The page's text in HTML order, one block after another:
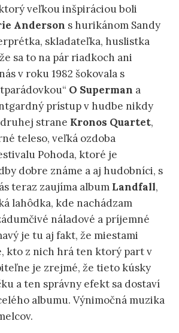
veľkou inšpiráciou boli
Anderson s hurikánom Sandy
skladateľka, huslistka
sa to na pár riadkoch ani
v roku 1982 šokovala s
O Superman a
prístup v hudbe nikdy
strane Kronos Quartet,
teleso, veľká ozdoba
Pohoda, ktoré je
dobre známe a aj hudobníci, s
teraz zaujíma album Landfall,
lahôdka, kde nachádzam
náladové a príjemné
je tu aj fakt, že miestami
kto z nich hrá ten ktorý part v
je zrejmé, že tieto kúsky
a ten správny efekt sa dostaví
albumu. Výnimočná muzika